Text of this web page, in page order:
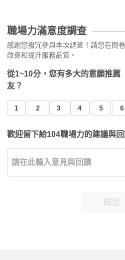
職場力滿意度調查
感謝您撥冗參與本次調查！請您在問
改善和提升服務品質。
從1~10分，您有多大的意願推薦
友？
1 2 3 4 5 6
歡迎留下給104職場力的建議與
送出